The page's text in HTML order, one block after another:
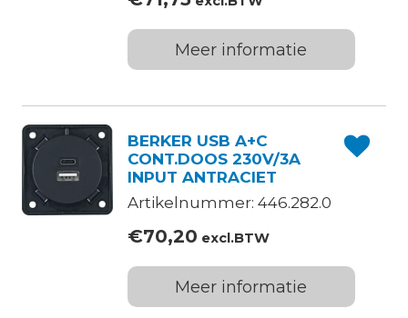
Meer informatie
BERKER USB A+C
CONT.DOOS 230V/3A
INPUT ANTRACIET
Artikelnummer: 446.282.0
€70,20 excl.BTW
Meer informatie